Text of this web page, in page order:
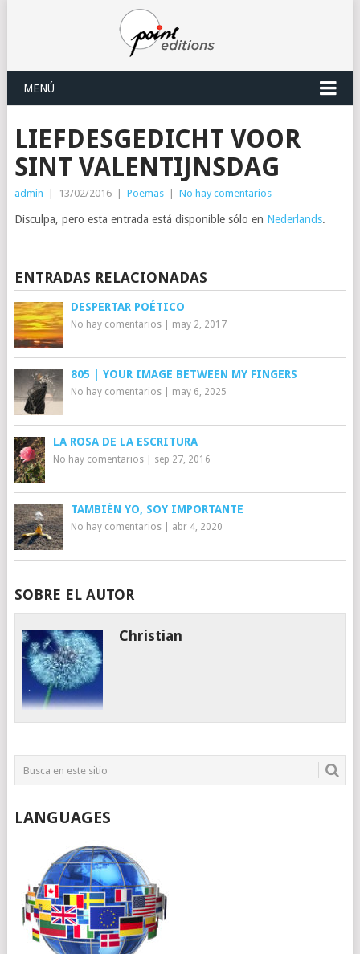
MENÚ
LIEFDESGEDICHT VOOR
SINT VALENTIJNSDAG
admin 13/02/2016 Poemas No hay comentarios
Disculpa, pero esta entrada está disponible sólo en Nederlands.
ENTRADAS RELACIONADAS
DESPERTAR POÉTICO
No hay comentarios| may 2, 2017
805 | YOUR IMAGE BETWEEN MY FINGERS
No hay comentarios| may 6, 2025
LA ROSA DE LA ESCRITURA
No hay comentarios| sep 27, 2016
TAMBIÉN YO, SOY IMPORTANTE
No hay comentarios| abr 4, 2020
SOBRE EL AUTOR
Christian
LANGUAGES